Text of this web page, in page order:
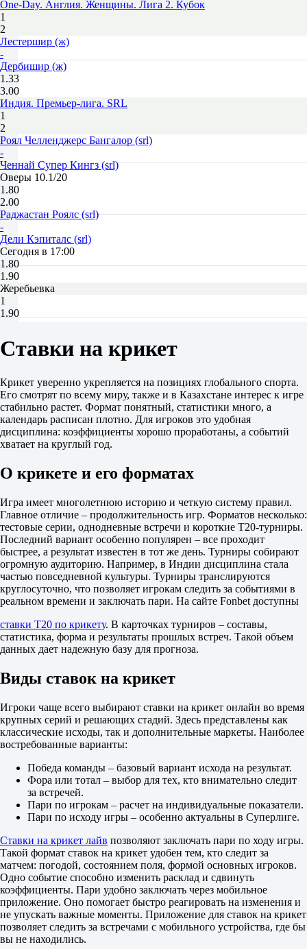
One-Day. Англия. Женщины. Лига 2. Кубок
1
2
Лестершир (ж)
-
Дербишир (ж)
1.33
3.00
Индия. Премьер-лига. SRL
1
2
Роял Челленджерс Бангалор (srl)
-
Ченнай Супер Кингз (srl)
Оверы 10.1/20
1.80
2.00
Раджастан Роялс (srl)
-
Дели Кэпиталс (srl)
Сегодня в 17:00
1.80
1.90
Жеребьевка
1
1.90
Кингс XI Пенджаб (srl)
Сегодня в 22:00
1.95
1.75
Жеребьевка
1
1.90
1.90
Мумбаи Индианс (srl)
-
Колката Найт Райдерс (srl)
Завтра в 07:00
Санрайзерс Хайдарабад (srl)
-
Лакхнау Супер Джайнтс (srl)
Завтра в 12:00
Австралия. Биг Баш League. SRL
1
2
Сидней Сиксерс (srl)
-
Брисбен Хит (srl)
Сегодня в 14:00
Сидней Тандер (srl)
-
Сегодня в 21:00
Мельбурн Старз (srl)
-
Мельбурн Ренегейтс (srl)
Аделаида Страйкерс (srl)
Перт Скорчерс (srl)
Завтра в 08:00
Сборные. T20. SRL
2
Австралия (srl)
-
Вест-Индия (srl)
Сегодня в 15:00
Индия (srl)
-
ЮАР (srl)
Сегодня в 20:00
Ставки на крикет
Крикет уверенно укрепляется на позициях глобального спорта.
Его смотрят по всему миру, также и в Казахстане интерес к игре
стабильно растет. Формат понятный, статистики много, а
календарь расписан плотно. Для игроков это удобная
дисциплина: коэффициенты хорошо проработаны, а событий
хватает на круглый год.
О крикете и его форматах
Игра имеет многолетнюю историю и четкую систему правил.
Главное отличие – продолжительность игр. Форматов несколько:
тестовые серии, однодневные встречи и короткие T20-турниры.
Последний вариант особенно популярен – все проходит
быстрее, а результат известен в тот же день. Турниры собирают
огромную аудиторию. Например, в Индии дисциплина стала
частью повседневной культуры. Турниры транслируются
круглосуточно, что позволяет игрокам следить за событиями в
реальном времени и заключать пари. На сайте Fonbet доступны
ставки T20 по крикету. В карточках турниров – составы,
статистика, форма и результаты прошлых встреч. Такой объем
данных дает надежную базу для прогноза.
Виды ставок на крикет
Игроки чаще всего выбирают ставки на крикет онлайн во время
крупных серий и решающих стадий. Здесь представлены как
классические исходы, так и дополнительные маркеты. Наиболее
востребованные варианты:
Победа команды – базовый вариант исхода на результат.
Фора или тотал – выбор для тех, кто внимательно следит
за встречей.
Пари по игрокам – расчет на индивидуальные показатели.
Пари по исходу игры – особенно актуальны в Суперлиге.
Ставки на крикет лайв позволяют заключать пари по ходу игры.
Такой формат ставок на крикет удобен тем, кто следит за
матчем: погодой, состоянием поля, формой основных игроков.
Одно событие способно изменить расклад и сдвинуть
коэффициенты. Пари удобно заключать через мобильное
приложение. Оно помогает быстро реагировать на изменения и
не упускать важные моменты. Приложение для ставок на крикет
позволяет следить за встречами с мобильного устройства, где бы
вы не находились.